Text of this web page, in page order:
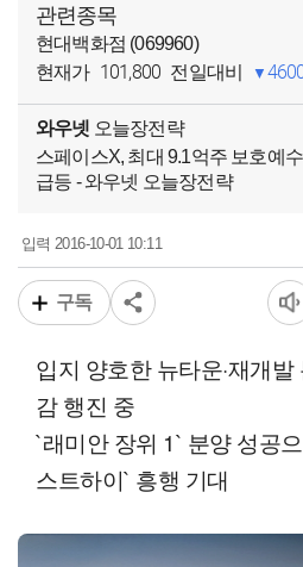
관련종목
현대백화점 (069960)
현재가 101,800 전일대비
와우넷 오늘장전략
스페이스X, 최대 9.1억주 보호예
급등 - 와우넷 오늘장전략
입력2016-10-01 10:11
구독
입지 양호한 뉴타운·재개
감 행진 중
`래미안 장위 1` 분양 성공
스트하이` 흥행 기대